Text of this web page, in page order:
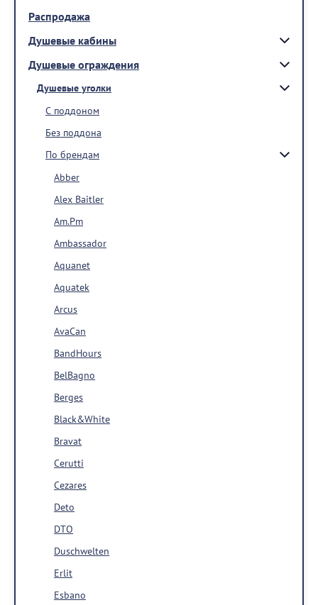
Распродажа
Душевые кабины
Душевые ограждения
Душевые уголки
С поддоном
Без поддона
По брендам
Abber
Alex Baitler
Am.Pm
Ambassador
Aquanet
Aquatek
Arcus
AvaCan
BandHours
BelBagno
Berges
Black&White
Bravat
Cerutti
Cezares
Deto
DTO
Duschwelten
Erlit
Esbano